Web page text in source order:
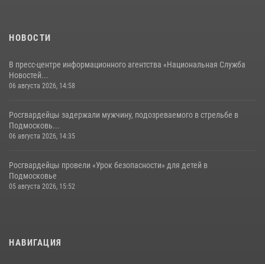
НОВОСТИ
В пресс-центре информационного агентства «Национальная Служба
Новостей...
06 августа 2026, 14:58
Росгвардейцы задержали мужчину, подозреваемого в стрельбе в
Подмосковь...
06 августа 2026, 14:35
Росгвардейцы провели «Урок безопасности» для детей в
Подмосковье
05 августа 2026, 15:52
НАВИГАЦИЯ